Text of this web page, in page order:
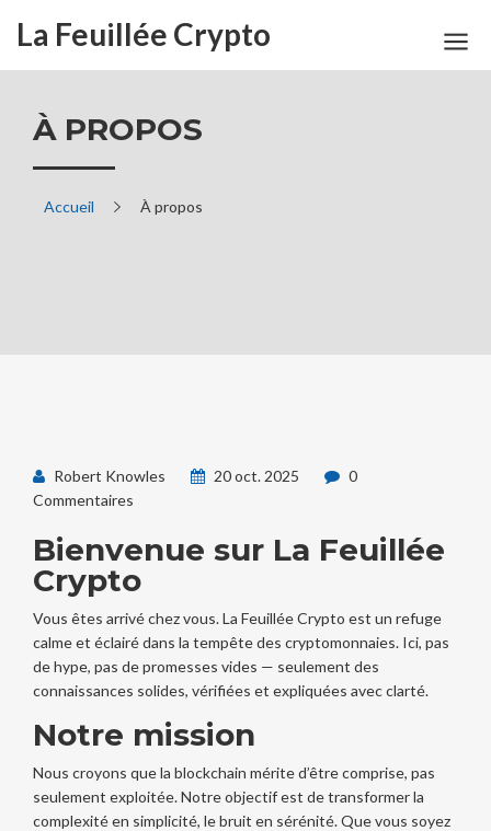
La Feuillée Crypto
À PROPOS
Accueil À propos
Robert Knowles 20 oct. 2025
0
Commentaires
Bienvenue sur La Feuillée
Crypto
Vous êtes arrivé chez vous. La Feuillée Crypto est un refuge
calme et éclairé dans la tempête des cryptomonnaies. Ici, pas
de hype, pas de promesses vides — seulement des
connaissances solides, vérifiées et expliquées avec clarté.
Notre mission
Nous croyons que la blockchain mérite d’être comprise, pas
seulement exploitée. Notre objectif est de transformer la
complexité en simplicité, le bruit en sérénité. Que vous soyez